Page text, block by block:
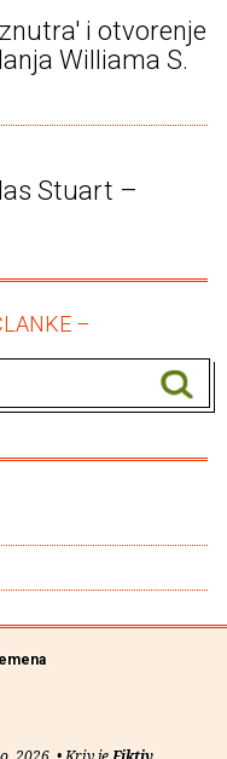
i otvorenje
Williama S.
Stuart –
–